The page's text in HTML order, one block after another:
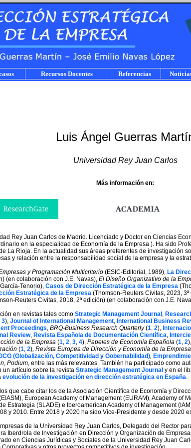
Luis Ángel Guerras
Universidad Rey Juan Carlos
Más información en:
Rey Juan Carlos de Madrid. Licenciado y Doctor en Ciencias
en la especialidad de Economía de la Empresa ). Ha sido
La Rioja. En la actualidad sus áreas preferentes de investigación
y relación entre la responsabilidad social de la empresa y la
y Programación Multicriterio (ESIC-Editorial, 1989), La
(en colaboración con J.E. Navas), El Diseño Organizativo de la
Tenorio),Casos de Dirección Estratégica de la Empresa
Estratégica de la Empresa(Thomson-Reuters Civitas, 2023,
Reuters Civitas, 2018, 2ª edición) (en colaboración con J.E.
en revistas tales como Strategic Management Journal ,
3), Journal of International Management, International Business
Proceedings, BRQ-Business Research Quarterly(1, 2),
Review, Revista Española de Documentación Científica,
de la Empresa(1, 2, 3, 4), Papeles de Economía Española(1, 2),
(1, 2), Revista Europea de Dirección y Economía de la Empresa
(Globalización, Competitividad y Gobernabilidad),
, Podium, entre las más relevantes. También ha participado como
un artículo sobre la revista Strategic Management Journal y en el
evolución de la investigación en dirección estratégica en España.
que cabe citar los de la Asociación Científica de Economía y
European Academy of Management (EURAM), Academy of
Estrategia (SLADE) e Iberoamerican Academy of Management
y 2010. Entre 2018 y 2020 ha sido Vice-Presidente y desde 2020
de la Universidad Rey Juan Carlos, Delegado del Rector
Iberdrola de Investigación en Dirección y Organización de
en Ciencias Jurídicas y Sociales de la Universidad Rey Juan
Recursos Docentes Referencias